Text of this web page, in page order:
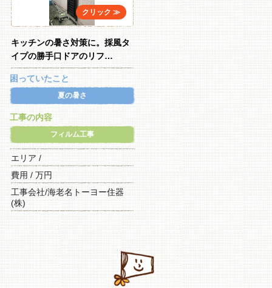
キッチンの暑さ対策に。採風タ
イプの勝手口ドアのリフ…
困っていたこと
夏の暑さ
工事の内容
フィルム工事
エリア /
費用 / 万円
工事会社/海老名トーヨー住器
(株)